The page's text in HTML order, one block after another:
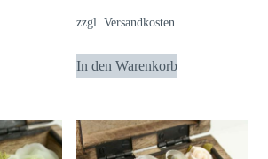
zzgl.Versandkosten
In den Warenkorb